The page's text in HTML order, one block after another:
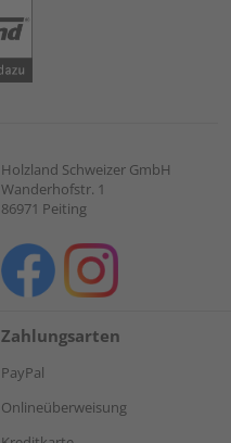
Holzland Schweizer GmbH
Wanderhofstr. 1
86971 Peiting
Zahlungsarten
PayPal
Onlineüberweisung